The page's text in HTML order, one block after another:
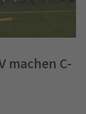
machen C-